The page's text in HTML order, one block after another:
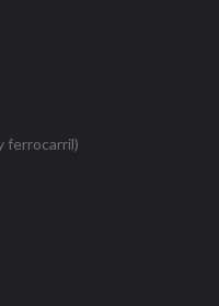
ferrocarril)